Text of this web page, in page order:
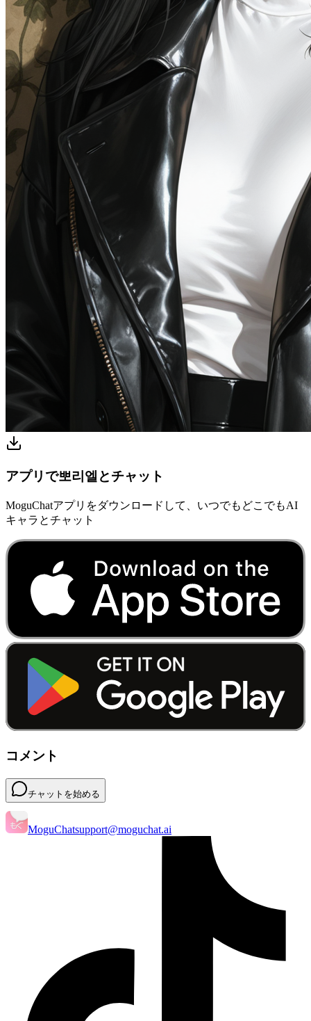
アプリで뽀리엘とチャット
MoguChatアプリをダウンロードして、いつでもどこでもAI
キャラとチャット
コメント
チャットを始める
MoguChatsupport@moguchat.ai